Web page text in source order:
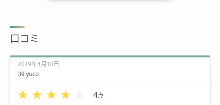
口コミ
2019年4月10日
39 yuco
★★★★★
★★★★★ 4点